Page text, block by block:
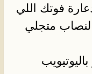
فوتك اللي
النصاب متجلي